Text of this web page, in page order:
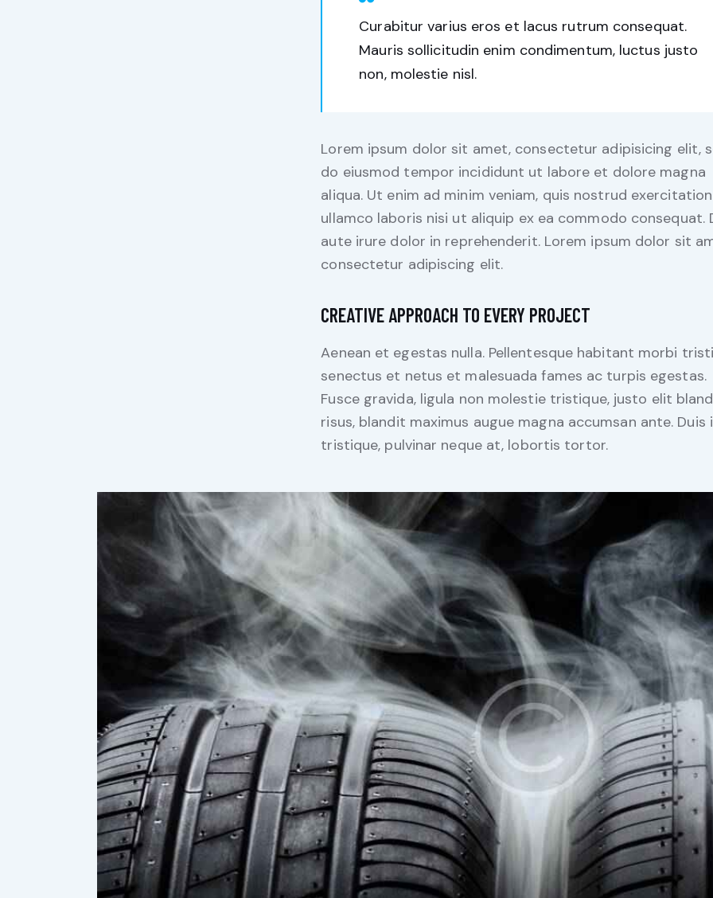
Curabitur varius eros et lacus rutrum consequat.
Mauris sollicitudin enim condimentum, luctus justo
non, molestie nisl.
Lorem ipsum dolor sit amet, consectetur adipisicing elit,
do eiusmod tempor incididunt ut labore et dolore magna
aliqua. Ut enim ad minim veniam, quis nostrud exercitation
ullamco laboris nisi ut aliquip ex ea commodo consequat.
aute irure dolor in reprehenderit. Lorem ipsum dolor sit
consectetur adipiscing elit.
CREATIVE APPROACH TO EVERY PROJECT
Aenean et egestas nulla. Pellentesque habitant morbi
senectus et netus et malesuada fames ac turpis egestas.
Fusce gravida, ligula non molestie tristique, justo elit
risus, blandit maximus augue magna accumsan ante. Duis
tristique, pulvinar neque at, lobortis tortor.